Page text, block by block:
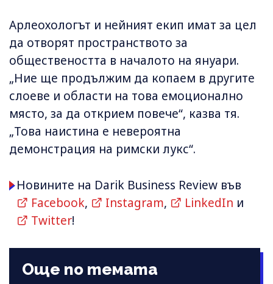
Арлеохологът и нейният екип имат за цел
да отворят пространството за
обществеността в началото на януари.
„Ние ще продължим да копаем в другите
слоеве и области на това емоционално
място, за да открием повече“, казва тя.
„Това наистина е невероятна
демонстрация на римски лукс“.
Новините на Darik Business Review във
Facebook, Instagram, LinkedIn и
Twitter!
Още по темата